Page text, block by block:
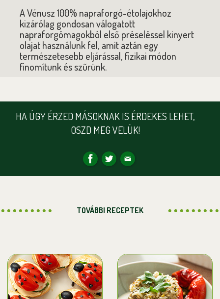
A Vénusz 100% napraforgó-étolajokhoz
kizárólag gondosan válogatott
napraforgómagokból első préseléssel kinyert
olajat használunk fel, amit aztán egy
természetesebb eljárással, fizikai módon
finomítunk és szűrünk.
HA ÚGY ÉRZED MÁSOKNAK IS ÉRDEKES LEHET,
OSZD MEG VELÜK!
TOVÁBBI RECEPTEK